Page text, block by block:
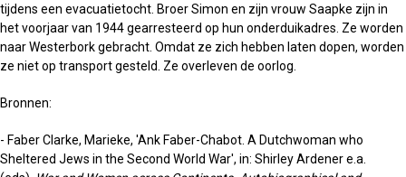
tijdens een evacuatietocht. Broer Simon en zijn vrouw Saapke zijn in
het voorjaar van 1944 gearresteerd op hun onderduikadres. Ze worden
naar Westerbork gebracht. Omdat ze zich hebben laten dopen, worden
ze niet op transport gesteld. Ze overleven de oorlog.
Bronnen:
- Faber Clarke, Marieke, 'Ank Faber-Chabot. A Dutchwoman who
Sheltered Jews in the Second World War', in: Shirley Ardener e.a.